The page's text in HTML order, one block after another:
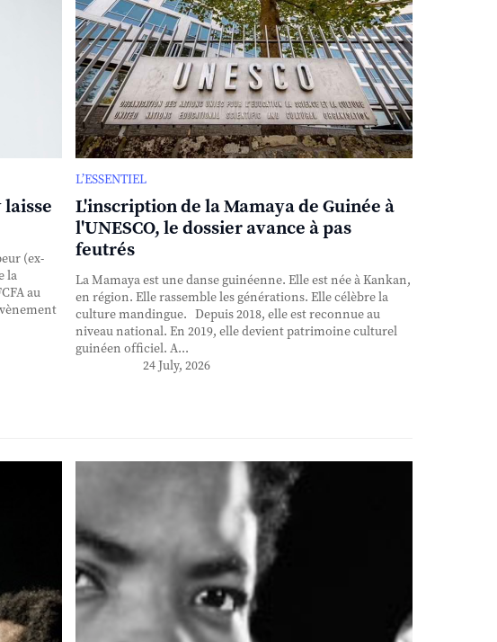
(ex-
la
au
L’ESSENTIEL
L'inscription de la Mamaya de Guinée à
l'UNESCO, le dossier avance à pas
feutrés
La Mamaya est une danse guinéenne. Elle est née à Kankan,
en région. Elle rassemble les générations. Elle célèbre la
culture mandingue. Depuis 2018, elle est reconnue au
niveau national. En 2019, elle devient patrimoine culturel
guinéen officiel. A...
24 July, 2026